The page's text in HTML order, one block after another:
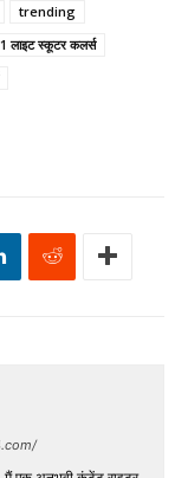
trending
लाइट स्कूटर कलर्स